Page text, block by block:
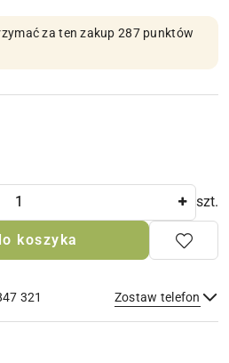
za ten zakup 287 punktów
szt.
koszyka
321 Zostaw telefon